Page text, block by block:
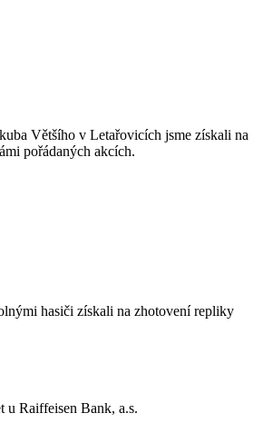
Většího v Letařovicích jsme získali na
pořádaných akcích.
hasiči získali na zhotovení repliky
u Raiffeisen Bank, a.s.